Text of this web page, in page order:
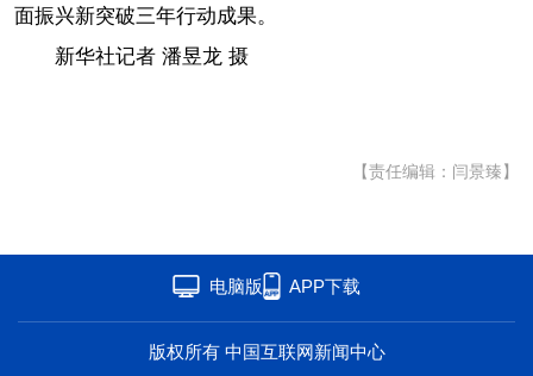
面振兴新突破三年行动成果。
新华社记者 潘昱龙 摄
【责任编辑：闫景臻】
电脑版 APP下载
版权所有 中国互联网新闻中心